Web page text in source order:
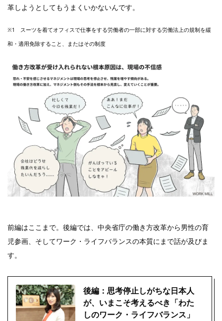
革しようとしてもうまくいかないんです。
※1 スーツを着てオフィスで仕事をする労働者の一部に対する労働法上の規制を緩
和・適用免除すること、またはその制度
前編はここまで。後編では、中央省庁の働き方改革から男性の育
児参画、そしてワーク・ライフバランスの本質にまで話が及びま
す。
後編：思考停止しがちな日本人
が、いまこそ考えるべき「わた
しのワーク・ライフバランス」